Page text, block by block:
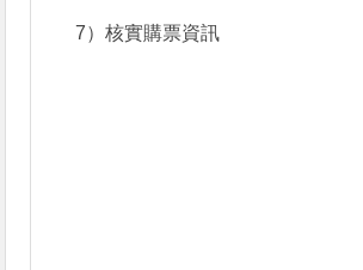
7）核實購票資訊